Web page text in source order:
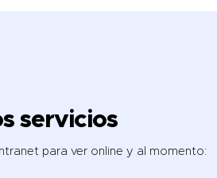
servicios
para ver online y al momento: